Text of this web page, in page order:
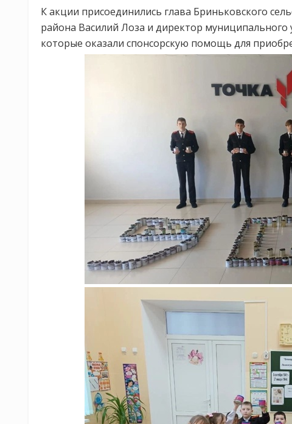
К акции присоединились глава Бриньковского
района Василий Лоза и директор
которые оказали спонсорскую помощь для